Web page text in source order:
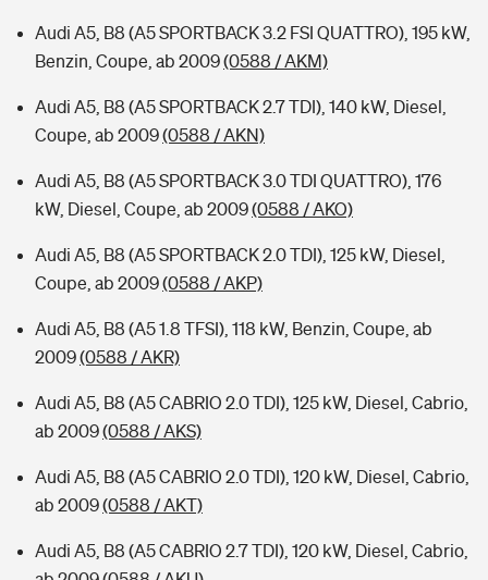
Audi A5, B8 (A5 SPORTBACK 3.2 FSI QUATTRO), 195 kW,
Benzin, Coupe, ab 2009(0588 / AKM)
Audi A5, B8 (A5 SPORTBACK 2.7 TDI), 140 kW, Diesel,
Coupe, ab 2009(0588 / AKN)
Audi A5, B8 (A5 SPORTBACK 3.0 TDI QUATTRO), 176
kW, Diesel, Coupe, ab 2009(0588 / AKO)
Audi A5, B8 (A5 SPORTBACK 2.0 TDI), 125 kW, Diesel,
Coupe, ab 2009(0588 / AKP)
Audi A5, B8 (A5 1.8 TFSI), 118 kW, Benzin, Coupe, ab
2009(0588 / AKR)
Audi A5, B8 (A5 CABRIO 2.0 TDI), 125 kW, Diesel, Cabrio,
ab 2009(0588 / AKS)
Audi A5, B8 (A5 CABRIO 2.0 TDI), 120 kW, Diesel, Cabrio,
ab 2009(0588 / AKT)
Audi A5, B8 (A5 CABRIO 2.7 TDI), 120 kW, Diesel, Cabrio,